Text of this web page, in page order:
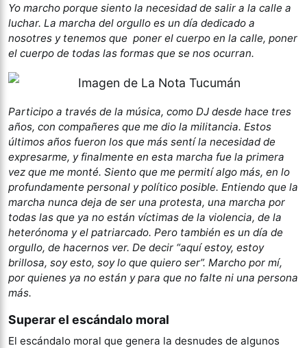
Yo marcho porque siento la necesidad de salir a la calle a
luchar. La marcha del orgullo es un día dedicado a
nosotres y tenemos que poner el cuerpo en la calle, poner
el cuerpo de todas las formas que se nos ocurran.
Participo a través de la música, como DJ desde hace tres
años, con compañeres que me dio la militancia. Estos
últimos años fueron los que más sentí la necesidad de
expresarme, y finalmente en esta marcha fue la primera
vez que me monté. Siento que me permití algo más, en lo
profundamente personal y político posible. Entiendo que la
marcha nunca deja de ser una protesta, una marcha por
todas las que ya no están víctimas de la violencia, de la
heterónoma y el patriarcado. Pero también es un día de
orgullo, de hacernos ver. De decir “aquí estoy, estoy
brillosa, soy esto, soy lo que quiero ser”. Marcho por mí,
por quienes ya no están y para que no falte ni una persona
más.
Superar el escándalo moral
El escándalo moral que genera la desnudes de algunos